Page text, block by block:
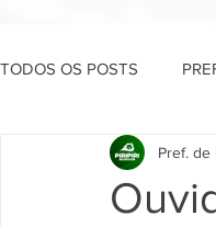
TODOS OS POSTS
SEADPref. de